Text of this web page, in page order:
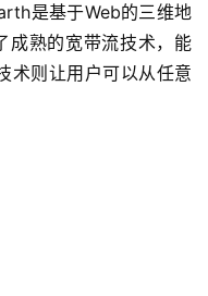
是基于Web的三维地
成熟的宽带流技术，能
术则让用户可以从任意